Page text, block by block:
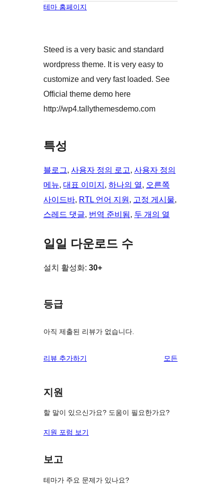
테마 홈페이지
Steed is a very basic and standard
wordpress theme. It is very easy to
customize and very fast loaded. See
Official theme demo here
http://wp4.tallythemesdemo.com
특성
블로그, 사용자 정의 로고, 사용자 정의
메뉴, 대표 이미지 , 하나의 열, 오른쪽
사이드바, RTL 언어 지원 , 고정 게시물
스레드 댓글, 번역 준비됨, 두 개의 열
일일 다운로드 수
설치 활성화: 30+
등급
아직 제출된 리뷰가 없습니다.
리뷰 추가하기 모든
지원
할 말이 있으신가요? 도움이 필요한가요?
지원 포럼 보기
보고
테마가 주요 문제가 있나요?